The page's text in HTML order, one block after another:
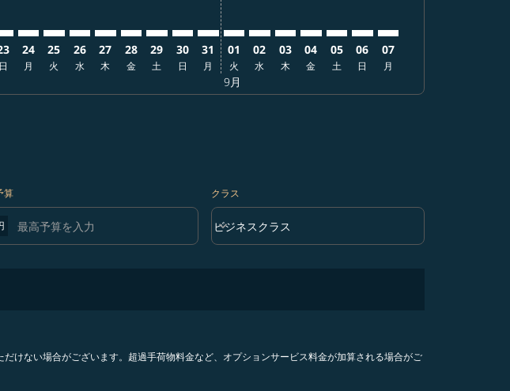
日
24
月
25
火
26
水
27
木
28
金
29
土
30
日
31
月
01
火
9月
02
水
03
木
04
金
05
土
06
日
07
月
算 クラス
クラス option ビジネスクラス Selected
ビジネスクラス
keyboard_arrow_down
けない場合がございます。超過手荷物料金など、オプションサービス料金が加算される場合がご